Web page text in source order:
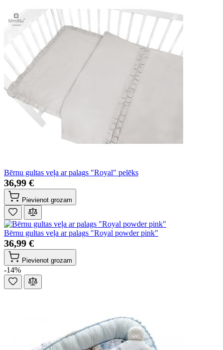
Bērnu gultas veļa ar palags "Royal" pelēks
36,99 €
Pievienot grozam
Bērnu gultas veļa ar palags "Royal powder pink"
36,99 €
Pievienot grozam
-14%